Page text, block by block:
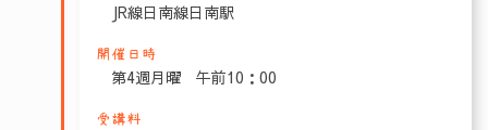
JR線日南線日南駅
開催日時
第4週月曜 午前10：00
受講料